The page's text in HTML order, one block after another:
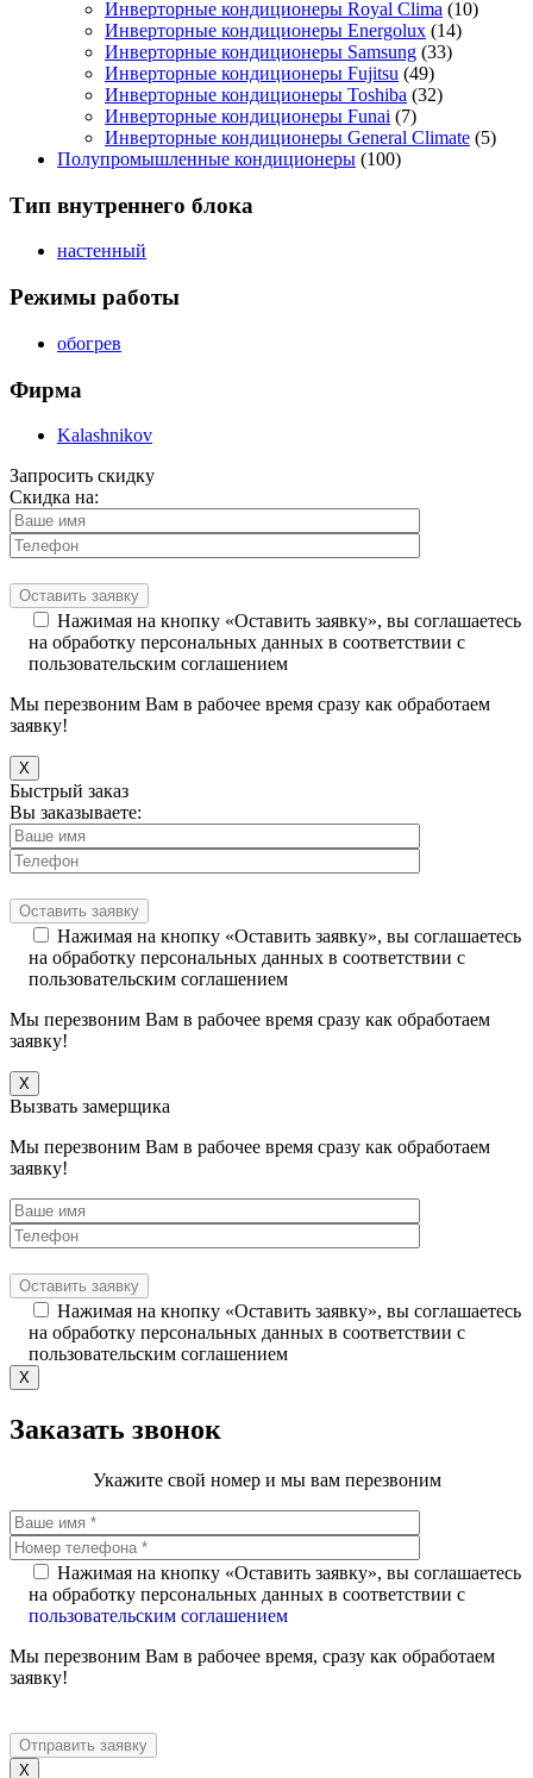
Инверторные кондиционеры Royal Clima (10)
Инверторные кондиционеры Energolux (14)
Инверторные кондиционеры Samsung (33)
Инверторные кондиционеры Fujitsu (49)
Инверторные кондиционеры Toshiba (32)
Инверторные кондиционеры Funai (7)
Инверторные кондиционеры General Climate (5)
Полупромышленные кондиционеры (100)
Тип внутреннего блока
настенный
Режимы работы
обогрев
Фирма
Kalashnikov
Запросить скидку
Скидка на:
Нажимая на кнопку «Оставить заявку», вы соглашаетесь
на обработку персональных данных в соответствии с
пользовательским соглашением
Мы перезвоним Вам в рабочее время сразу как обработаем
заявку!
X
Быстрый заказ
Вы заказываете:
Нажимая на кнопку «Оставить заявку», вы соглашаетесь
на обработку персональных данных в соответствии с
пользовательским соглашением
Мы перезвоним Вам в рабочее время сразу как обработаем
заявку!
X
Вызвать замерщика
Мы перезвоним Вам в рабочее время сразу как обработаем
заявку!
Нажимая на кнопку «Оставить заявку», вы соглашаетесь
на обработку персональных данных в соответствии с
пользовательским соглашением
X
Заказать звонок
Укажите свой номер и мы вам перезвоним
Нажимая на кнопку «Оставить заявку», вы соглашаетесь
на обработку персональных данных в соответствии с
пользовательским соглашением
Мы перезвоним Вам в рабочее время, сразу как обработаем
заявку!
X